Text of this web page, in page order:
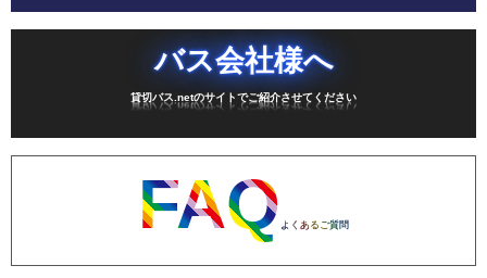
バス会社様へ
貸切バス.netのサイトでご紹介させてください
FAQ よくあるご質問